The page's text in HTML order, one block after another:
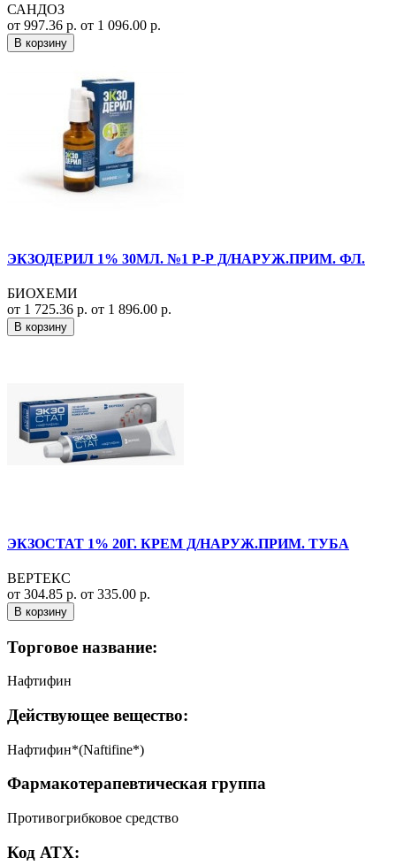
САНДОЗ
от 997.36 р. от 1 096.00 р.
В корзину
ЭКЗОДЕРИЛ 1% 30МЛ. №1 Р-Р Д/НАРУЖ.ПРИМ. ФЛ.
БИОХЕМИ
от 1 725.36 р. от 1 896.00 р.
В корзину
ЭКЗОСТАТ 1% 20Г. КРЕМ Д/НАРУЖ.ПРИМ. ТУБА
ВЕРТЕКС
от 304.85 р. от 335.00 р.
В корзину
Торговое название:
Нафтифин
Действующее вещество:
Нафтифин*(Naftifine*)
Фармакотерапевтическая группа
Противогрибковое средство
Код АТХ: